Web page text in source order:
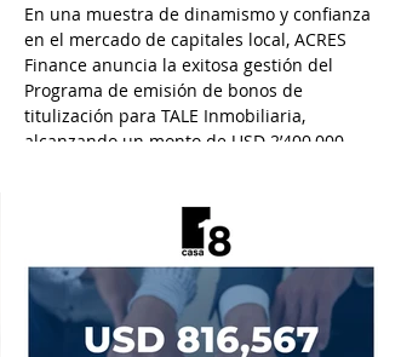
En una muestra de dinamismo y confianza
en el mercado de capitales local, ACRES
Finance anuncia la exitosa gestión del
Programa de emisión de bonos de
titulización para TALE Inmobiliaria,
alcanzando un monto de USD 2’400,000.